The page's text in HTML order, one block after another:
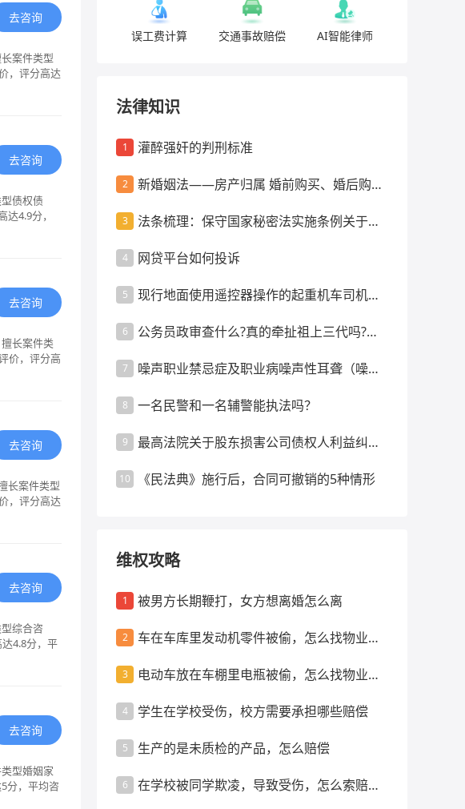
去咨询
案件类型
，评分高达
去咨询
债权债
4.9分，
去咨询
长案件类
价，评分高
去咨询
长案件类型
，评分高达
去咨询
综合咨
4.8分，平
去咨询
型婚姻家
分，平均咨
误工费计算 交通事故赔偿 AI智能律师
法律知识
1 灌醉强奸的判刑标准
2
新婚姻法——房产归属 婚前购买、婚后购
3
法条梳理：保守国家秘密法实施条例关于监
4 网贷平台如何投诉
5
现行地面使用遥控器操作的起重机车司机是
6
公务员政审查什么?真的牵扯祖上三代吗?政
7
噪声职业禁忌症及职业病噪声性耳聋（噪声
8 一名民警和一名辅警能执法吗？
9
最高法院关于股东损害公司债权人利益纠纷
10 《民法典》施行后，合同可撤销的5种情形
维权攻略
1 被男方长期鞭打，女方想离婚怎么离
2
车在车库里发动机零件被偷，怎么找物业索
3
电动车放在车棚里电瓶被偷，怎么找物业索
4 学生在学校受伤，校方需要承担哪些赔偿
5 生产的是未质检的产品，怎么赔偿
6
在学校被同学欺凌，导致受伤，怎么索赔赔